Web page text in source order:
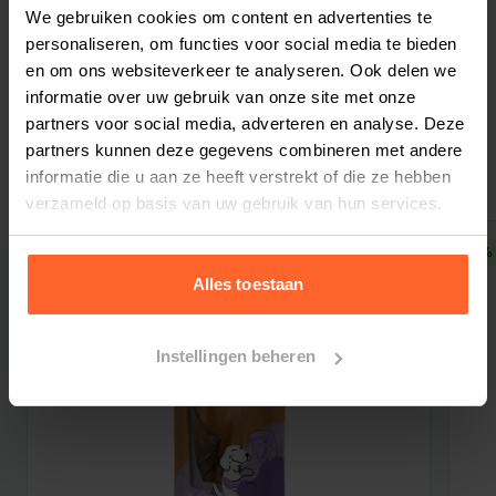
We gebruiken cookies om content en advertenties te
personaliseren, om functies voor social media te bieden
en om ons websiteverkeer te analyseren. Ook delen we
informatie over uw gebruik van onze site met onze
partners voor social media, adverteren en analyse. Deze
partners kunnen deze gegevens combineren met andere
informatie die u aan ze heeft verstrekt of die ze hebben
verzameld op basis van uw gebruik van hun services.
Alles toestaan
Instellingen beheren
verschillende gestoomde Vers Maaltijden. Dit
mag zelfs in één maaltijd. Varieer in
verschillende smaken! Variatie is gezond, gaat
verveling tegen, houdt het immuunsysteem
wakker en zorgt dat de hond niet snel een
intolerantie of allergie opbouwt voor een
bepaalde eiwitbron.
Samenstelling
erwten eiwitten, lamsvet, aardappel eiwit,
mineralen, zeewier, beta-glucanen, gedroogde
cranberries (0,04%), gedroogde appel (0,04%),
gedroogde peer (0,04%), gedroogde broccoli
Bestelherinnering instellen
Gerelateerde producten
5% korting